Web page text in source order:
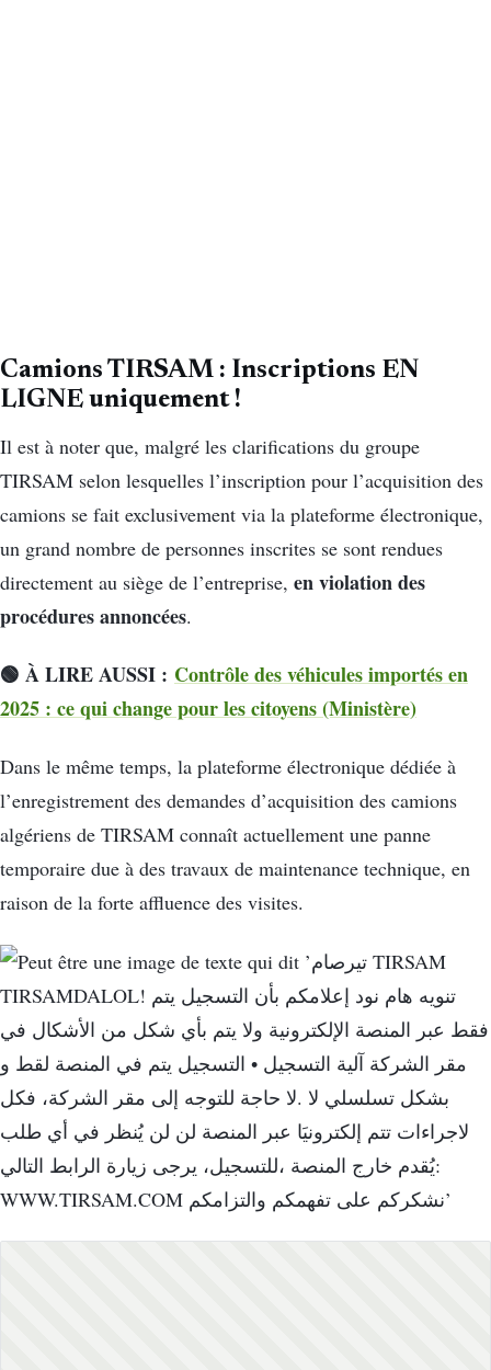
Camions TIRSAM : Inscriptions EN
LIGNE uniquement !
Il est à noter que, malgré les clarifications du groupe
TIRSAM selon lesquelles l’inscription pour l’acquisition des
camions se fait exclusivement via la plateforme électronique,
un grand nombre de personnes inscrites se sont rendues
directement au siège de l’entreprise, en violation des
procédures annoncées.
🟢 À LIRE AUSSI : Contrôle des véhicules importés en
2025 : ce qui change pour les citoyens (Ministère)
Dans le même temps, la plateforme électronique dédiée à
l’enregistrement des demandes d’acquisition des camions
algériens de TIRSAM connaît actuellement une panne
temporaire due à des travaux de maintenance technique, en
raison de la forte affluence des visites.